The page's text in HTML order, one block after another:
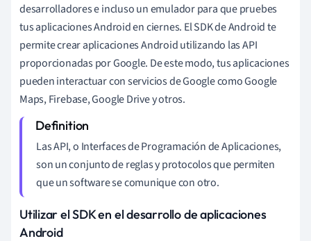
desarrolladores e incluso un emulador para que pruebes
tus aplicaciones Android en ciernes. El SDK de Android te
permite crear aplicaciones Android utilizando las API
proporcionadas por Google. De este modo, tus aplicaciones
pueden interactuar con servicios de Google como Google
Maps, Firebase, Google Drive y otros.
Las API, o Interfaces de Programación de Aplicaciones,
son un conjunto de reglas y protocolos que permiten
que un software se comunique con otro.
Utilizar el SDK en el desarrollo de aplicaciones
Android